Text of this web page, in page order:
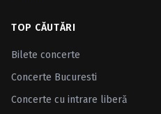
TOP CĂUTĂRI
Bilete concerte
Concerte Bucuresti
Concerte cu intrare liberă